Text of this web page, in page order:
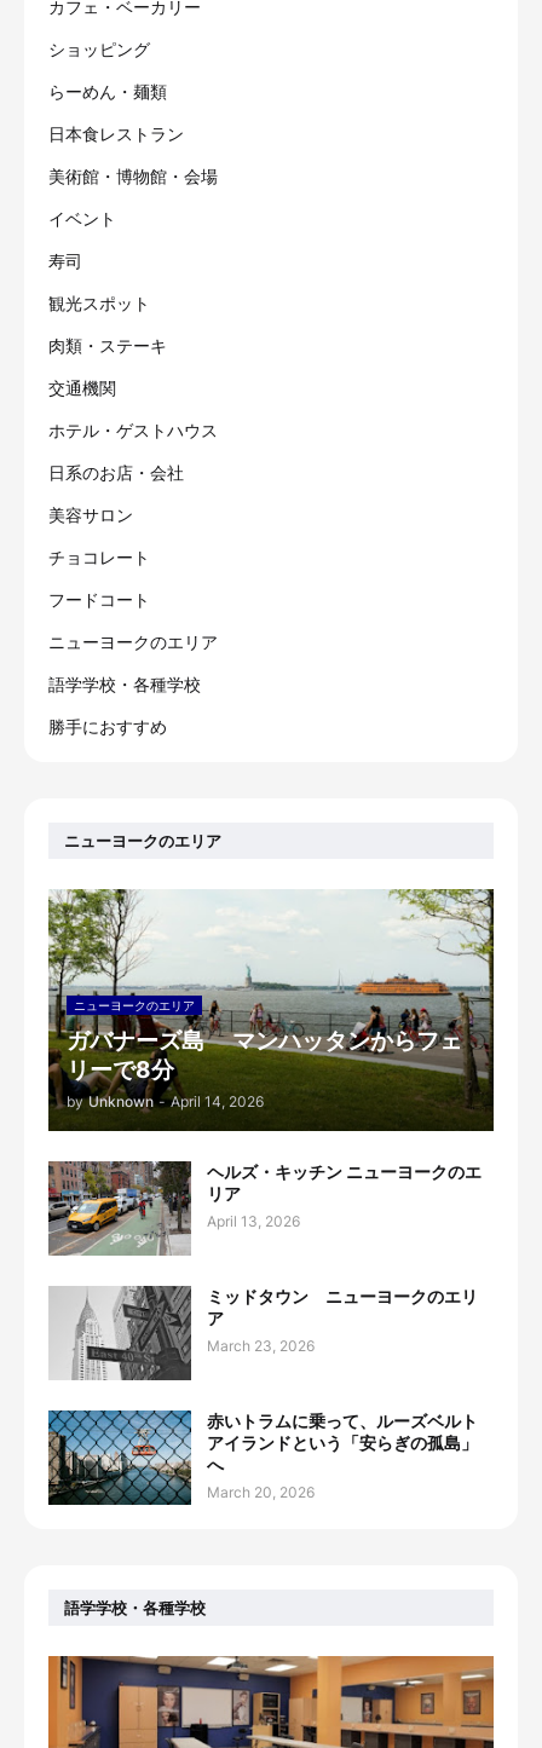
カフェ・ベーカリー
ショッピング
らーめん・麺類
日本食レストラン
美術館・博物館・会場
イベント
寿司
観光スポット
肉類・ステーキ
交通機関
ホテル・ゲストハウス
日系のお店・会社
美容サロン
チョコレート
フードコート
ニューヨークのエリア
語学学校・各種学校
勝手におすすめ
ニューヨークのエリア
ニューヨークのエリア
ガバナーズ島 マンハッタンからフェ
リーで8分
by Unknown - April 14, 2026
ヘルズ・キッチン ニューヨークのエ
リア
April 13, 2026
ミッドタウン ニューヨークのエリ
ア
March 23, 2026
赤いトラムに乗って、ルーズベルト
アイランドという「安らぎの孤島」
へ
March 20, 2026
語学学校・各種学校